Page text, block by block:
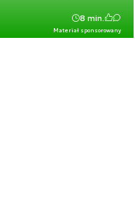
Materiał sponsorowany
8 min.